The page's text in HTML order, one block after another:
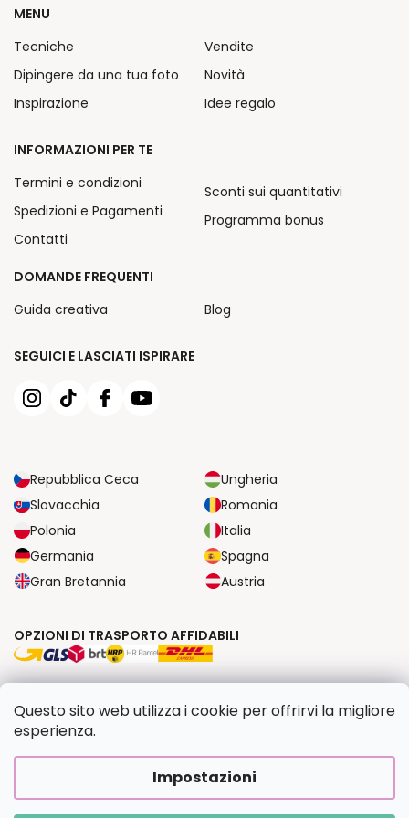
Questo sito web utilizza i cookie per offrirvi la migliore
esperienza.
Impostazioni
SEGUICI E LASCIATI ISPIRARE
Repubblica Ceca
Ungheria
Slovacchia
Romania
Polonia
Italia
Germania
Spagna
Gran Bretannia
Austria
MENU
Tecniche
Dipingere da una tua foto
Inspirazione
Vendite
Novità
Idee regalo
INFORMAZIONI PER TE
Termini e condizioni
Spedizioni e Pagamenti
Contatti
Sconti sui quantitativi
Programma bonus
DOMANDE FREQUENTI
Guida creativa
Blog
OPZIONI DI TRASPORTO AFFIDABILI
Creato da Shoptet Premium|UpraviloFV STUDIO
Copyright 2026 Dipingilo.it . Tutti i diritti riservati.